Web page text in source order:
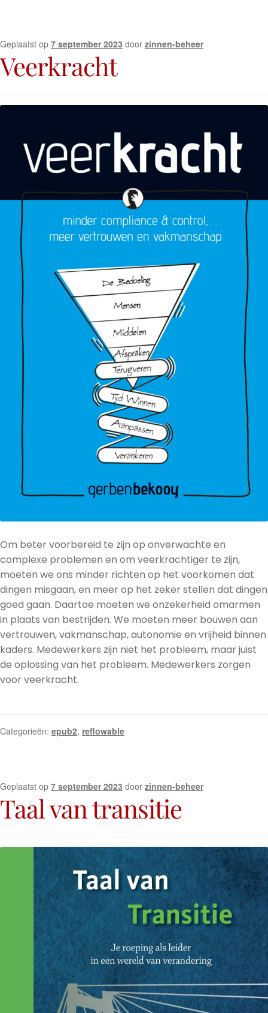
Geplaatst op 7 september 2023 door zinnen-beheer
Veerkracht
Om beter voorbereid te zijn op onverwachte en
complexe problemen en om veerkrachtiger te zijn,
moeten we ons minder richten op het voorkomen dat
dingen misgaan, en meer op het zeker stellen dat dingen
goed gaan. Daartoe moeten we onzekerheid omarmen
in plaats van bestrijden. We moeten meer bouwen aan
vertrouwen, vakmanschap, autonomie en vrijheid binnen
kaders. Medewerkers zijn niet het probleem, maar juist
de oplossing van het probleem. Medewerkers zorgen
voor veerkracht.
Categorieën: epub2, reflowable
Geplaatst op 7 september 2023 door zinnen-beheer
Taal van transitie